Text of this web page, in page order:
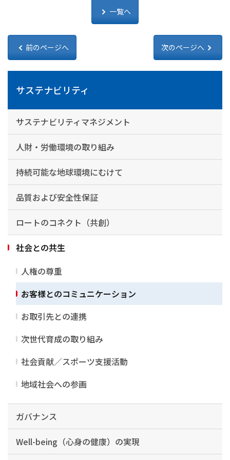
一覧へ
前のページへ 次のページへ
サステナビリティ
サステナビリティマネジメント
人財・労働環境の取り組み
持続可能な地球環境にむけて
品質および安全性保証
ロートのコネクト（共創）
社会との共生
人権の尊重
お客様とのコミュニケーション
お取引先との連携
次世代育成の取り組み
社会貢献／スポーツ支援活動
地域社会への参画
ガバナンス
Well-being（心身の健康）の実現